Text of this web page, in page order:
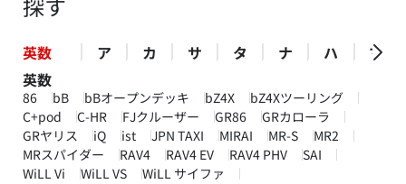
英数 ア カ サ タ ナ ハ
マ
英数
86 bB bBオープンデッキ bZ4X
bZ4Xツーリング
C+pod
C-HR FJクルーザー GR86
GRカローラ
GRヤリス
iQ ist JPN TAXI MIRAI MR-S
MR2
MRスパイダー
RAV4 RAV4 EV RAV4 PHV
SAI
WiLL Vi
WiLL VS WiLL サイファ